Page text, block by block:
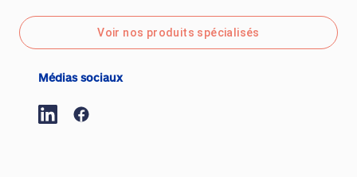
Voir nos produits spécialisés
Médias sociaux